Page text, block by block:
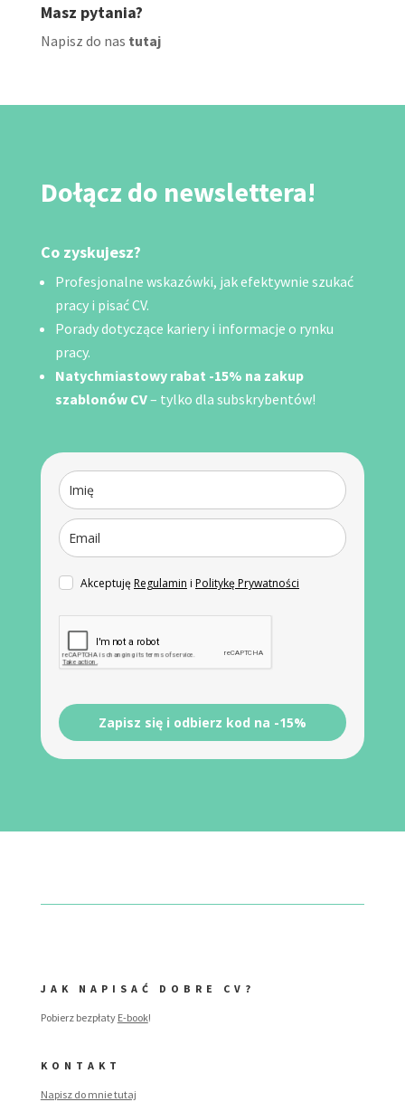
Masz pytania?
Napisz do nas tutaj
Dołącz do newslettera!
Co zyskujesz?
Profesjonalne wskazówki, jak efektywnie szukać
pracy i pisać CV.
Porady dotyczące kariery i informacje o rynku
pracy.
Natychmiastowy rabat -15% na zakup
szablonów CV– tylko dla subskrybentów!
AkceptujęRegulamin i Politykę Prywatności
Zapisz się i odbierz kod na -15%
JAK NAPISAĆ DOBRE CV?
Pobierz bezpłaty E-book!
KONTAKT
Napisz do mnie tutaj